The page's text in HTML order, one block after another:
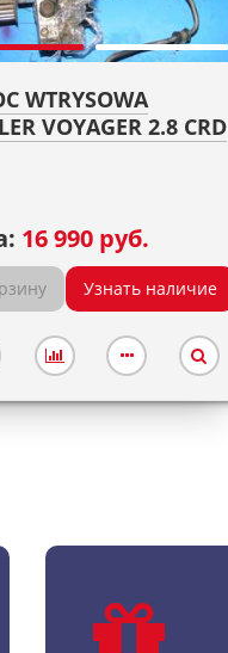
WTRYSOWA
VOYAGER 2.8 CRD
16 990 руб.
Узнать наличие